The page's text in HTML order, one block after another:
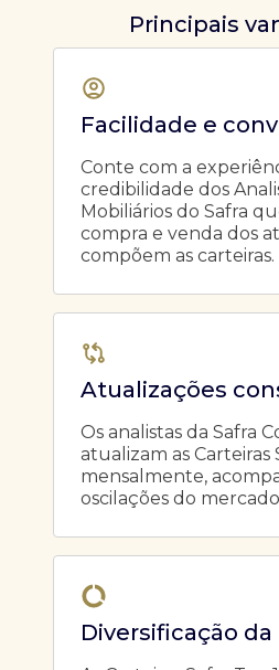
Principais
Facilidade e
Conte com a
credibilidade dos
Mobiliários do Safra
compra e venda dos
compõem as carteiras.
Atualizações
Os analistas da Safra
atualizam as Carteiras
mensalmente,
oscilações do
Diversificação da